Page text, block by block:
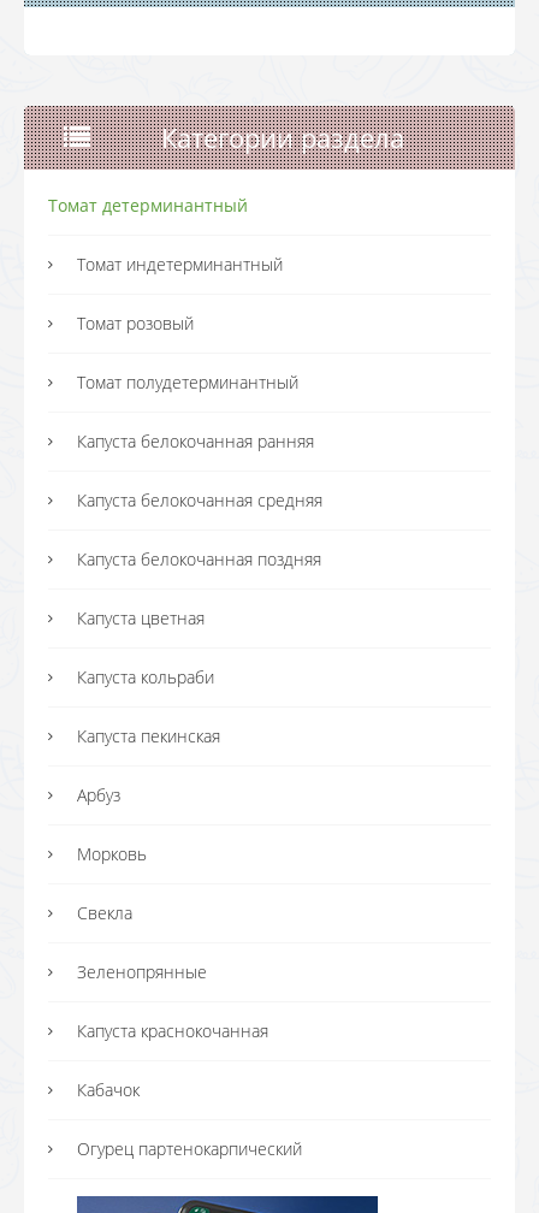
Категории раздела
Томат детерминантный
Томат индетерминантный
Томат розовый
Томат полудетерминантный
Капуста белокочанная ранняя
Капуста белокочанная средняя
Капуста белокочанная поздняя
Капуста цветная
Капуста кольраби
Капуста пекинская
Арбуз
Морковь
Свекла
Зеленопрянные
Капуста краснокочанная
Кабачок
Огурец партенокарпический